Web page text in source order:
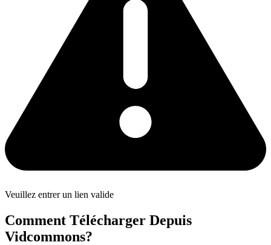
Veuillez entrer un lien valide
Comment Télécharger Depuis
Vidcommons?